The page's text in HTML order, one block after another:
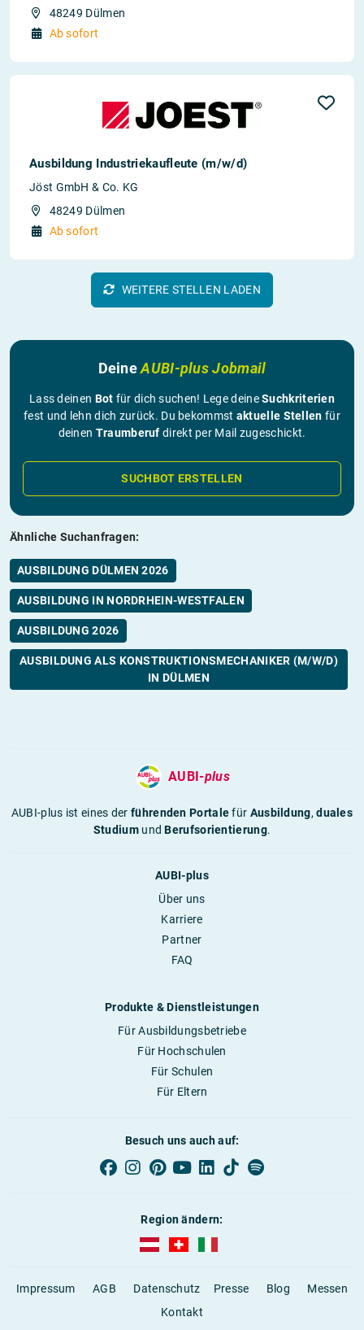
48249 Dülmen
Ab sofort
Ausbildung Industriekaufleute (m/w/d)
Jöst GmbH & Co. KG
48249 Dülmen
Ab sofort
WEITERE STELLEN LADEN
DeineAUBI-plus Jobmail
Lass deinen Bot für dich suchen! Lege deineSuchkriterien
fest und lehn dich zurück. Du bekommst aktuelle Stellen für
deinen Traumberuf direkt per Mail zugeschickt.
SUCHBOT ERSTELLEN
Ähnliche Suchanfragen:
AUSBILDUNG DÜLMEN 2026
AUSBILDUNG IN NORDRHEIN-WESTFALEN
AUSBILDUNG 2026
AUSBILDUNG ALS KONSTRUKTIONSMECHANIKER (M/W/D)
IN DÜLMEN
AUBI-plus
AUBI-plus ist eines derführenden Portalefür Ausbildung,duales
StudiumundBerufsorientierung.
AUBI-plus
Über uns
Karriere
Partner
FAQ
Produkte & Dienstleistungen
Für Ausbildungsbetriebe
Für Hochschulen
Für Schulen
Für Eltern
Besuch uns auch auf:
Region ändern:
AUBI-plus Österreich (deutsch)
Impressum AGB Datenschutz Presse Blog
Messen
Kontakt